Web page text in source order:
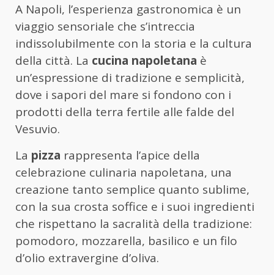
A Napoli, l’esperienza gastronomica è un
viaggio sensoriale che s’intreccia
indissolubilmente con la storia e la cultura
della città. La cucina napoletana è
un’espressione di tradizione e semplicità,
dove i sapori del mare si fondono con i
prodotti della terra fertile alle falde del
Vesuvio.
La pizza rappresenta l’apice della
celebrazione culinaria napoletana, una
creazione tanto semplice quanto sublime,
con la sua crosta soffice e i suoi ingredienti
che rispettano la sacralità della tradizione:
pomodoro, mozzarella, basilico e un filo
d’olio extravergine d’oliva.